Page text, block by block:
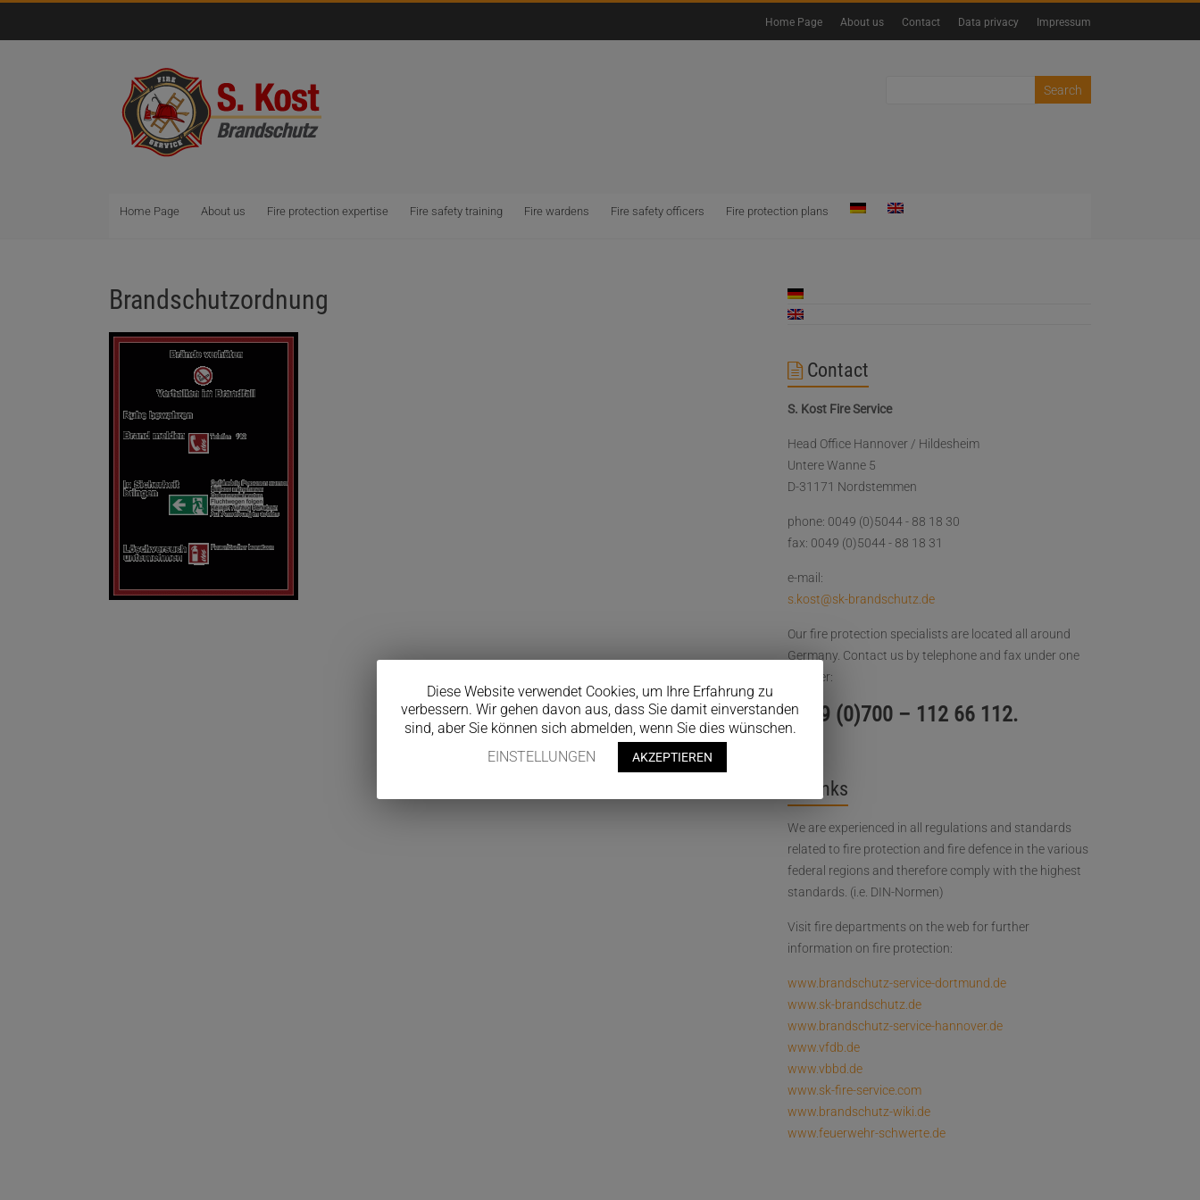
Home Page About us Contact Data privacy Impressum
Home Page About us Fire protection expertise Fire safety training Fire wardens Fire safety officers Fire protection plans
Brandschutzordnung
Contact
S. Kost Fire Service
Head Office Hannover / Hildesheim
Untere Wanne 5
D-31171 Nordstemmen
phone: 0049 (0)5044 - 88 18 30
fax: 0049 (0)5044 - 88 18 31
e-mail:
s.kost@sk-brandschutz.de
Our fire protection specialists are located all around
Germany. Contact us by telephone and fax under one
number:
0049 (0)700 – 112 66 112.
Links
We are experienced in all regulations and standards
related to fire protection and fire defence in the various
federal regions and therefore comply with the highest
standards. (i.e. DIN-Normen)
Visit fire departments on the web for further
information on fire protection:
www.brandschutz-service-dortmund.de
www.sk-brandschutz.de
www.brandschutz-service-hannover.de
www.vfdb.de
www.vbbd.de
www.sk-fire-service.com
www.brandschutz-wiki.de
www.feuerwehr-schwerte.de
Diese Website verwendet Cookies, um Ihre Erfahrung zu
verbessern. Wir gehen davon aus, dass Sie damit einverstanden
sind, aber Sie können sich abmelden, wenn Sie dies wünschen.
EINSTELLUNGEN
AKZEPTIEREN